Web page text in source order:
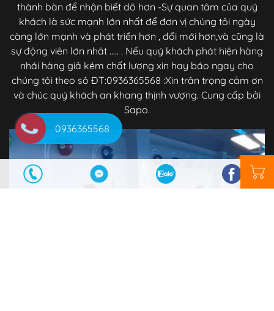
thành bàn để nhận biết dõ hơn -Sự quan tâm của quý
khách là sức mạnh lớn nhất để đơn vị chúng tôi ngày
càng lớn mạnh và phát triển hơn , đổi mới hơn,và cũng là
sự động viên lớn nhât ..... . Nếu quý khách phát hiện hàng
nhái hàng giả kém chất lượng xin hay báo ngay cho
chúng tôi theo sô ĐT:0936365568 :Xin trân trọng cảm ơn
và chúc quý khách an khang thịnh vượng. Cung cấp bởi
Sapo.
0936365568